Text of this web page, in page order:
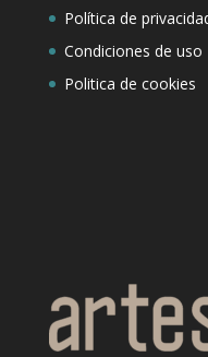
Política de
Condiciones de uso
Politica de cookies